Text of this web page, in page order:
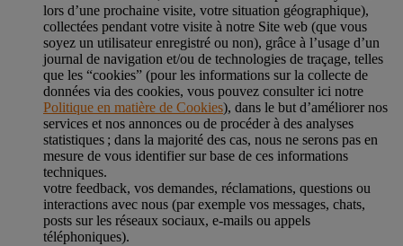
lors d’une prochaine visite, votre situation géographique),
collectées pendant votre visite à notre Site web (que vous
soyez un utilisateur enregistré ou non), grâce à l’usage d’un
journal de navigation et/ou de technologies de traçage, telles
que les “cookies” (pour les informations sur la collecte de
données via des cookies, vous pouvez consulter ici notre
Politique en matière de Cookies), dans le but d’améliorer nos
services et nos annonces ou de procéder à des analyses
statistiques ; dans la majorité des cas, nous ne serons pas en
mesure de vous identifier sur base de ces informations
techniques.
votre feedback, vos demandes, réclamations, questions ou
interactions avec nous (par exemple vos messages, chats,
posts sur les réseaux sociaux, e-mails ou appels
téléphoniques).